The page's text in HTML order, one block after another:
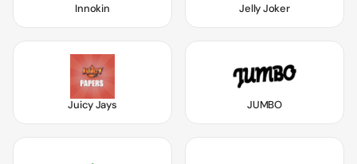
Innokin Jelly Joker
Juicy Jays JUMBO